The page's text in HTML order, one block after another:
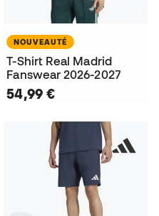
NOUVEAUTÉ
T-Shirt Real Madrid
Fanswear 2026-2027
54,99 €